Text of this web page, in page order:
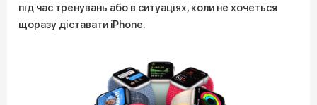
під час тренувань або в ситуаціях, коли не хочеться
щоразу діставати iPhone.